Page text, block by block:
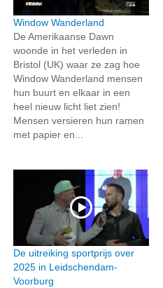
Window Wanderland
De Amerikaanse Dawn
woonde in het verleden in
Bristol (UK) waar ze zag hoe
Window Wanderland mensen
hun buurt en elkaar in een
heel nieuw licht liet zien!
Mensen versieren hun ramen
met papier en...
De uitreiking sportprijs over
2025 in Leidschendam-
Voorburg